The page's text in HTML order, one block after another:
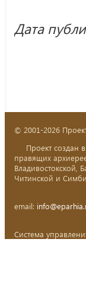
Дата
© 2001-2026
Проект создан в
правящих
Владивостокской,
Читинской и
email:
Система